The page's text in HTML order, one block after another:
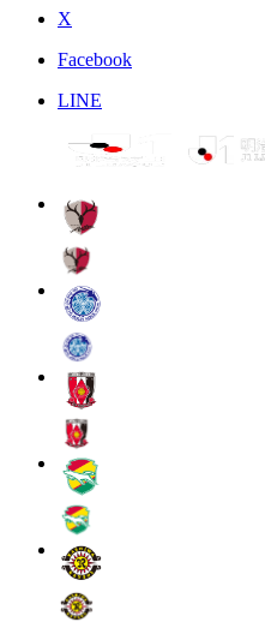
X
Facebook
LINE